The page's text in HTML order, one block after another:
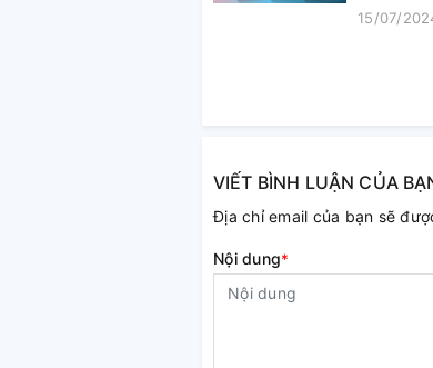
được
15/07/
VIẾT BÌNH LUẬN CỦA
Địa chỉ email của bạn sẽ
Nội dung*